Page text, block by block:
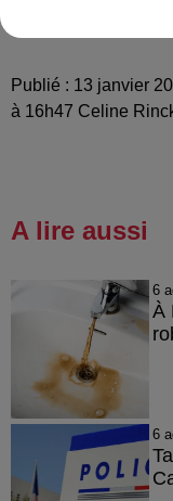
Publié : 13 janvier
à 16h47 Celine
A lire aussi
6
À
6